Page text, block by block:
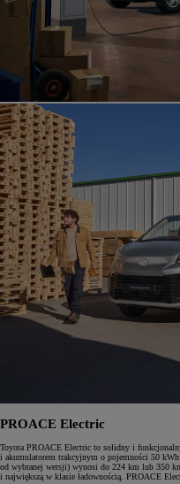
PROACE Electric
Toyota PROACE Electric to solidny i
i akumulatorem trakcyjnym o pojemności 50
od wybranej wersji) wynosi do 224 km lub 350
i największą w klasie ładownością. PROACE